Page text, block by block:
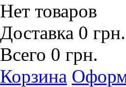
Нет товаров
Доставка 0 грн.
Всего 0 грн.
Корзина